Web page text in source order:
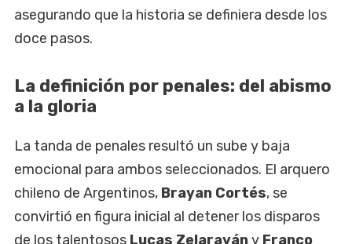
asegurando que la historia se definiera desde los
doce pasos.
La definición por penales: del abismo
a la gloria
La tanda de penales resultó un sube y baja
emocional para ambos seleccionados. El arquero
chileno de Argentinos, Brayan Cortés, se
convirtió en figura inicial al detener los disparos
de los talentosos Lucas Zelarayány Franco